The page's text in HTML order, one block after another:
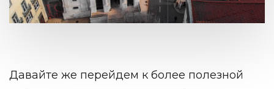
Давайте же перейдем к более полезной